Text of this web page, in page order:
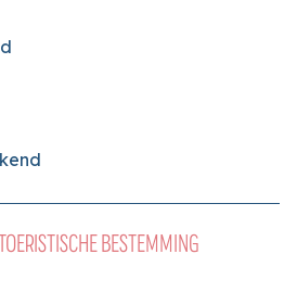
BESTEMMING